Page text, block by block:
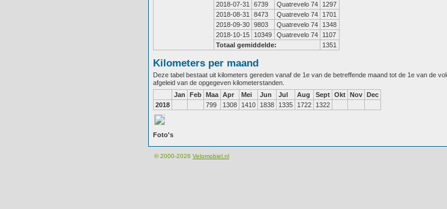
2018-07-31
6739 Quatrevelo 74
1297
2018-08-31
8473 Quatrevelo 74
1701
2018-09-30 9803 Quatrevelo 74
1348
2018-10-15
10349 Quatrevelo 74
1107
Totaal gemiddelde:
1351
Kilometers per maand
Deze tabel bestaat uit kilometers gereden vanaf de 1e van de betreffende maand tot de 1e van de
afgeleid van de opgegeven kilometerstanden.
Jan
Feb Maa Apr Mei Jun Jul Aug Sept Okt Nov Dec
2018
799 1308 1410 1838 1335 1722 1322
Foto's
© 2000-2026 Velomobiel.nl